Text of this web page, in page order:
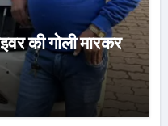
की गोली मारकर